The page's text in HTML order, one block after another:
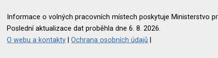
Informace o volných pracovních místech poskytuje Ministerstvo
Poslední aktualizace dat proběhla dne 6. 8. 2026.
O webu a kontakty |Ochrana osobních údajů